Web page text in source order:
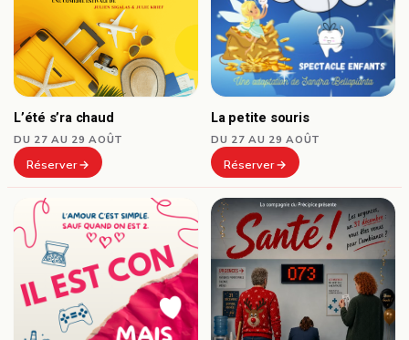
L’été s’ra chaud
DU 27 AU 29 AOÛT
Réserver
La petite souris
DU 27 AU 29 AOÛT
Réserver